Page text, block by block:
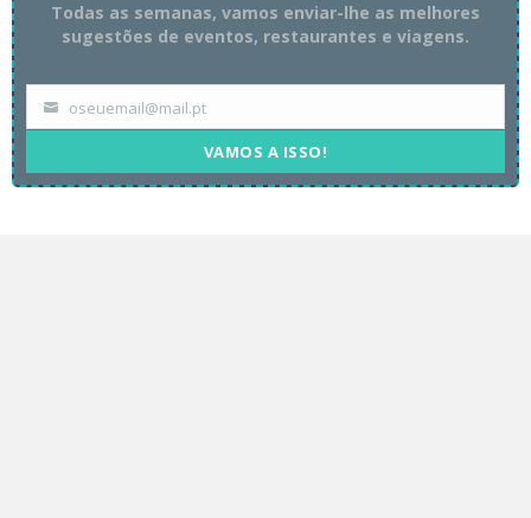
Todas as semanas, vamos enviar-lhe as melhores
sugestões de eventos, restaurantes e viagens.
Youroseuemail@mail.pt
VAMOS A ISSO!